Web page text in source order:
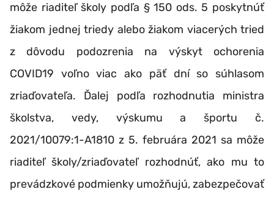
môže riaditeľ školy podľa § 150 ods. 5 poskytnúť
žiakom jednej triedy alebo žiakom viacerých tried
z dôvodu podozrenia na výskyt ochorenia
COVID19 voľno viac ako päť dní so súhlasom
zriaďovateľa. Ďalej podľa rozhodnutia ministra
školstva, vedy, výskumu a športu č.
2021/10079:1-A1810 z 5. februára 2021 sa môže
riaditeľ školy/zriaďovateľ rozhodnúť, ako mu to
prevádzkové podmienky umožňujú, zabezpečovať